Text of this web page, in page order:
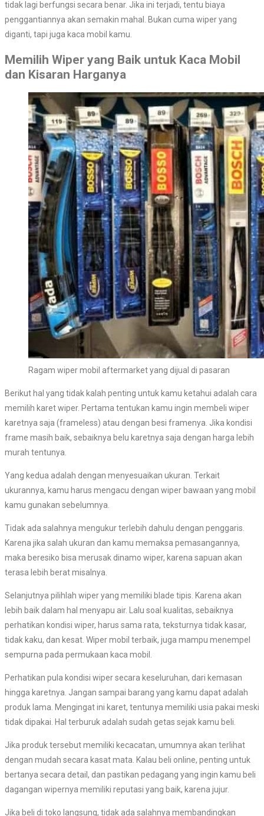
tidak lagi berfungsi secara benar. Jika ini terjadi, tentu biaya
penggantiannya akan semakin mahal. Bukan cuma wiper yang
diganti, tapi juga kaca mobil kamu.
Memilih Wiper yang Baik untuk Kaca Mobil
dan Kisaran Harganya
Ragam wiper mobil aftermarket yang dijual di pasaran
Berikut hal yang tidak kalah penting untuk kamu ketahui adalah cara
memilih karet wiper. Pertama tentukan kamu ingin membeli wiper
karetnya saja (frameless) atau dengan besi framenya. Jika kondisi
frame masih baik, sebaiknya belu karetnya saja dengan harga lebih
murah tentunya.
Yang kedua adalah dengan menyesuaikan ukuran. Terkait
ukurannya, kamu harus mengacu dengan wiper bawaan yang mobil
kamu gunakan sebelumnya.
Tidak ada salahnya mengukur terlebih dahulu dengan penggaris.
Karena jika salah ukuran dan kamu memaksa pemasangannya,
maka beresiko bisa merusak dinamo wiper, karena sapuan akan
terasa lebih berat misalnya.
Selanjutnya pilihlah wiper yang memiliki blade tipis. Karena akan
lebih baik dalam hal menyapu air. Lalu soal kualitas, sebaiknya
perhatikan kondisi wiper, harus sama rata, teksturnya tidak kasar,
tidak kaku, dan kesat. Wiper mobil terbaik, juga mampu menempel
sempurna pada permukaan kaca mobil.
Perhatikan pula kondisi wiper secara keseluruhan, dari kemasan
hingga karetnya. Jangan sampai barang yang kamu dapat adalah
produk lama. Mengingat ini karet, tentunya memiliki usia pakai meski
tidak dipakai. Hal terburuk adalah sudah getas sejak kamu beli.
Jika produk tersebut memiliki kecacatan, umumnya akan terlihat
dengan mudah secara kasat mata. Kalau beli online, penting untuk
bertanya secara detail, dan pastikan pedagang yang ingin kamu beli
dagangan wipernya memiliki reputasi yang baik, karena jujur.
Jika beli di toko langsung, tidak ada salahnya membandingkan